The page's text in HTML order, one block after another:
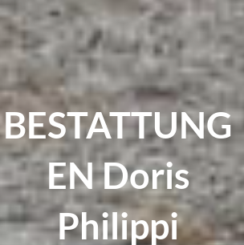
BESTATTUNG
EN Doris
Philippi